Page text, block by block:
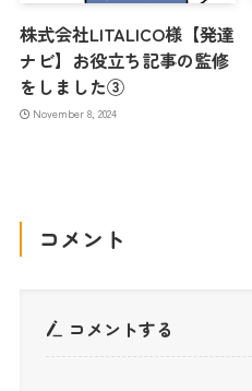
株式会社LITALICO様【発達
ナビ】お役立ち記事の監修
をしました③
November 8, 2024
コメント
コメントする